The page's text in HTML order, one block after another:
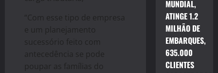
“Com esse tipo de empresa
e um planejamento
sucessório feito com
antecedência se pode
poupar as famílias do
MUNDIAL,
ATINGE 1.2
MILHÃO DE
EMBARQUES,
635.000
CLIENTES